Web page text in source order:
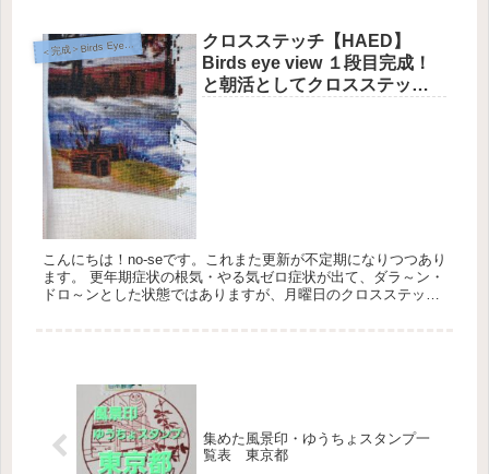
＜完成＞Birds Eye View【Heaven and Earth Designs】
クロスステッチ【HAED】
Birds eye view １段目完成！
と朝活としてクロスステッチ
こんにちは！no-seです。これまた更新が不定期になりつつあり
ます。 更年期症状の根気・やる気ゼロ症状が出て、ダラ～ン・
ドロ～ンとした状態ではありますが、月曜日のクロスステッチ
集めた風景印・ゆうちょスタンプ一
覧表 東京都